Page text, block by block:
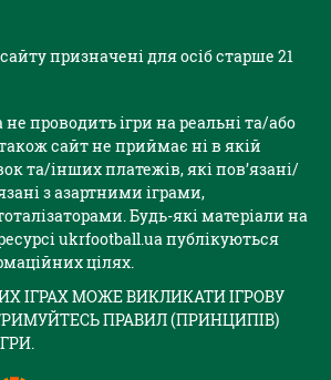
призначені для осіб старше 21
проводить ігри на реальні та/або
сайт не приймає ні в якій
та/інших платежів, які пов’язані/
з азартними іграми,
Будь-які матеріали на
ukrfootball.ua публікуються
цілях.
ІГРАХ МОЖЕ ВИКЛИКАТИ ІГРОВУ
ПРАВИЛ (ПРИНЦИПІВ)